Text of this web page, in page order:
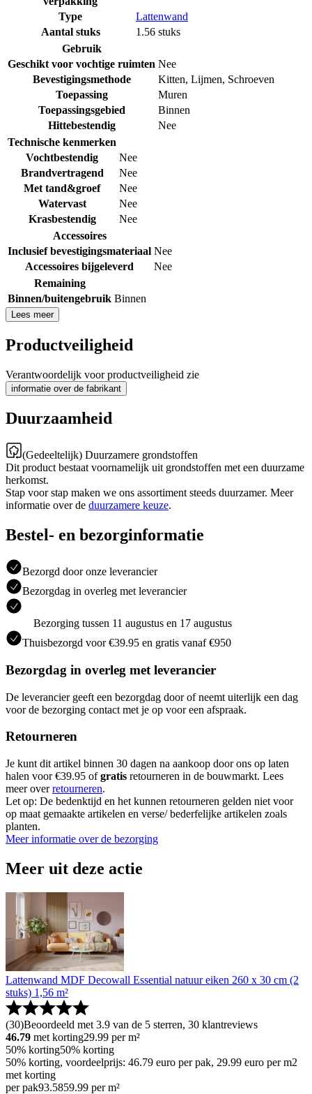
Type
Lattenwand
Aantal stuks
1.56 stuks
Gebruik
Geschikt voor vochtige ruimten Nee
Bevestigingsmethode
Kitten, Lijmen, Schroeven
Toepassing
Muren
Toepassingsgebied
Binnen
Hittebestendig
Nee
Technische kenmerken
Vochtbestendig
Nee
Brandvertragend
Nee
Met tand&groef
Nee
Watervast
Nee
Krasbestendig
Nee
Accessoires
Inclusief bevestigingsmateriaal Nee
Accessoires bijgeleverd
Nee
Remaining
Binnen/buitengebruik Binnen
Lees meer
Productveiligheid
Verantwoordelijk voor productveiligheid zie
informatie over de fabrikant
Duurzaamheid
(Gedeeltelijk) Duurzamere grondstoffen
Dit product bestaat voornamelijk uit grondstoffen met een duurzame
herkomst.
Stap voor stap maken we ons assortiment steeds duurzamer. Meer
informatie over de duurzamere keuze.
Bestel- en bezorginformatie
Bezorgd door onze leverancier
Bezorgdag in overleg met leverancier
Bezorging tussen 11 augustus en 17 augustus
Thuisbezorgd voor €39.95 en gratis vanaf €950
Bezorgdag in overleg met leverancier
De leverancier geeft een bezorgdag door of neemt uiterlijk een dag
voor de bezorging contact met je op voor een afspraak.
Retourneren
Je kunt dit artikel binnen 30 dagen na aankoop door ons op laten
halen voor €39.95 ofgratis retourneren in de bouwmarkt. Lees
meer overretourneren.
Let op: De bedenktijd en het kunnen retourneren gelden niet voor
op maat gemaakte artikelen en verse/ bederfelijke artikelen zoals
planten.
Meer informatie over de bezorging
Meer uit deze actie
Lattenwand MDF Decowall Essential natuur eiken 260 x 30 cm (2
stuks) 1,56 m²
(30)Beoordeeld met 3.9 van de 5 sterren, 30 klantreviews
46.79 met korting29.99 per m²
50% korting50% korting
50% korting, voordeelprijs: 46.79 euro per pak, 29.99 euro per m2
met korting
per pak93.5859.99 per m²